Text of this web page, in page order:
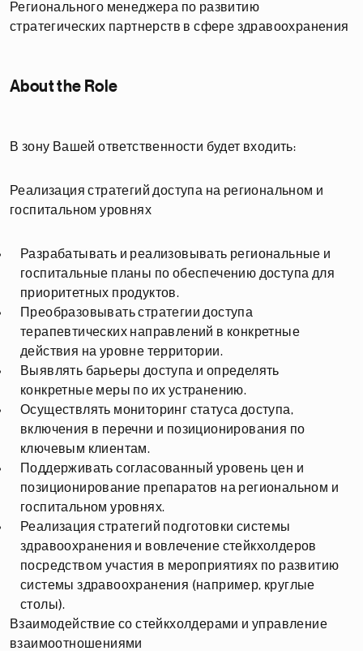
Регионального менеджера по развитию
стратегических партнерств в сфере здравоохранения
About the Role
В зону Вашей ответственности будет входить:
Реализация стратегий доступа на региональном и
госпитальном уровнях
Разрабатывать и реализовывать региональные и
госпитальные планы по обеспечению доступа для
приоритетных продуктов.
Преобразовывать стратегии доступа
терапевтических направлений в конкретные
действия на уровне территории.
Выявлять барьеры доступа и определять
конкретные меры по их устранению.
Осуществлять мониторинг статуса доступа,
включения в перечни и позиционирования по
ключевым клиентам.
Поддерживать согласованный уровень цен и
позиционирование препаратов на региональном и
госпитальном уровнях.
Реализация стратегий подготовки системы
здравоохранения и вовлечение стейкхолдеров
посредством участия в мероприятиях по развитию
системы здравоохранения (например, круглые
столы).
Взаимодействие со стейкхолдерами и управление
взаимоотношениями